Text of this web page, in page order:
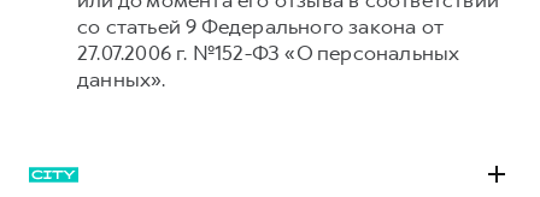
со статьей 9 Федерального закона от
27.07.2006 г. №152-ФЗ «О персональных
данных».